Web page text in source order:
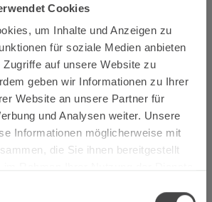
Cookies
um Inhalte und Anzeigen zu
für soziale Medien anbieten
auf unsere Website zu
geben wir Informationen zu Ihrer
Website an unsere Partner für
und Analysen weiter. Unsere
Informationen möglicherweise mit
die Sie ihnen bereitgestellt
Der neue Katalog des Mosel
Heimat in all ihren Facetten
und Aussichten, Augenblicke und
und ihre Feste, Landlust und
Fotos werden im Katalog und im
veröffentlicht.
Musikfestival an das Motto des
Pfalz 2019 „Heimaten“ an.